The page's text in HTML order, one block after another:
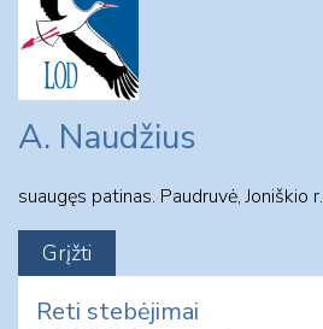
content
A. Naudžius
suaugęs patinas. Paudruvė, Joniškio r.
Reti stebėjimai